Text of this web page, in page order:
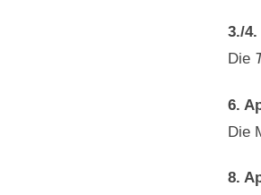
3./
Die
6.
Die
8.